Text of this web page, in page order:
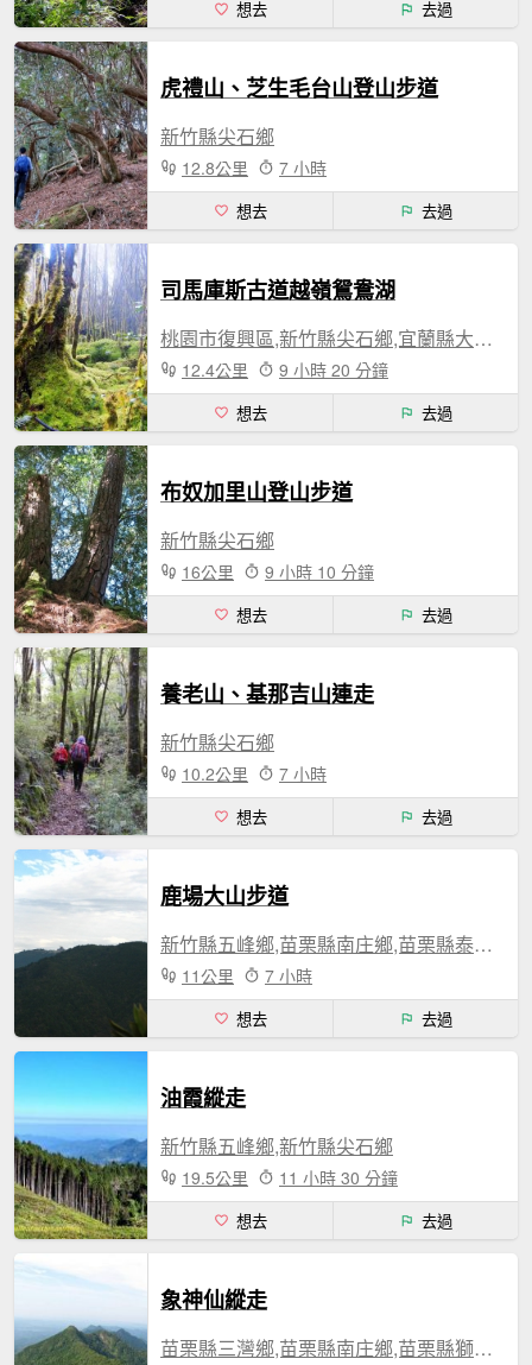
想去 去過
虎禮山、芝生毛台山登山步道
新竹縣尖石鄉
12.8公里 7 小時
想去 去過
司馬庫斯古道越嶺鴛鴦湖
桃園市復興區,新竹縣尖石鄉,宜蘭縣大同鄉
12.4公里 9 小時 20 分鐘
想去 去過
布奴加里山登山步道
新竹縣尖石鄉
16公里 9 小時 10 分鐘
想去 去過
養老山、基那吉山連走
新竹縣尖石鄉
10.2公里 7 小時
想去 去過
鹿場大山步道
新竹縣五峰鄉,苗栗縣南庄鄉,苗栗縣泰安鄉
11公里 7 小時
想去 去過
油霞縱走
新竹縣五峰鄉,新竹縣尖石鄉
19.5公里 11 小時 30 分鐘
想去 去過
象神仙縱走
苗栗縣三灣鄉,苗栗縣南庄鄉,苗栗縣獅潭鄉